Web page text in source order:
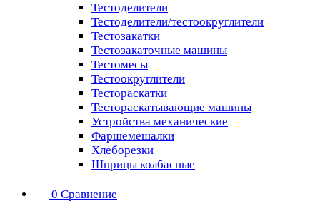
Тестоделители
Тестоделители/тестоокруглители
Тестозакатки
Тестозакаточные машины
Тестомесы
Тестоокруглители
Тестораскатки
Тестораскатывающие машины
Устройства механические
Фаршемешалки
Хлеборезки
Шприцы колбасные
0 Сравнение